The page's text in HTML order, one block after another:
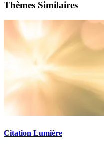
Thèmes Similaires
Citation Lumière